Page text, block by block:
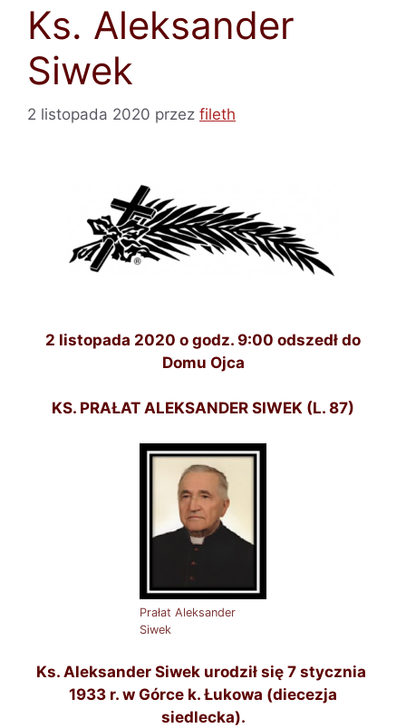
Ks. Aleksander
Siwek
2 listopada 2020 przez fileth
2 listopada 2020 o godz. 9:00 odszedł do
Domu Ojca
KS. PRAŁAT ALEKSANDER SIWEK (L. 87)
Prałat Aleksander
Siwek
Ks. Aleksander Siwek urodził się 7 stycznia
1933 r. w Górce k. Łukowa (diecezja
siedlecka).